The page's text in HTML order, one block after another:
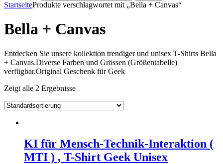
StartseiteProdukte verschlagwortet mit „Bella + Canvas“
Bella + Canvas
Entdecken Sie unsere kollektion trendiger und unisex T-Shirts Bella
+ Canvas.Diverse Farben und Grössen (Größentabelle)
verfügbar.Original Geschenk für Geek
Zeigt alle 2 Ergebnisse
KI für Mensch-Technik-Interaktion (
MTI ) , T-Shirt Geek Unisex